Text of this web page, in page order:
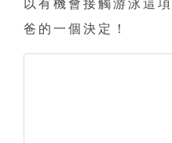
以有機會接觸游泳這
爸的一個決定！